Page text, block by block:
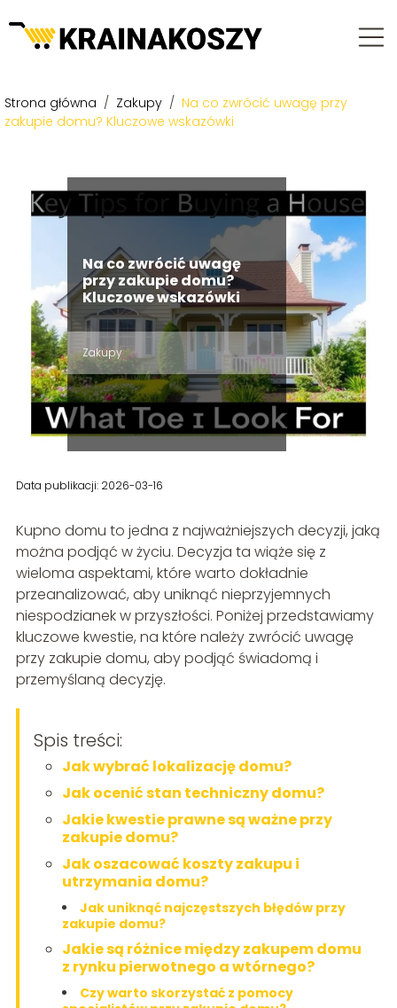
Strona główna / Zakupy / Na co zwrócić uwagę przy
zakupie domu? Kluczowe wskazówki
Na co zwrócić uwagę
przy zakupie domu?
Kluczowe wskazówki
Zakupy
Data publikacji: 2026-03-16
Kupno domu to jedna z najważniejszych decyzji, jaką
można podjąć w życiu. Decyzja ta wiąże się z
wieloma aspektami, które warto dokładnie
przeanalizować, aby uniknąć nieprzyjemnych
niespodzianek w przyszłości. Poniżej przedstawiamy
kluczowe kwestie, na które należy zwrócić uwagę
przy zakupie domu, aby podjąć świadomą i
przemyślaną decyzję.
Spis treści:
Jak wybrać lokalizację domu?
Jak ocenić stan techniczny domu?
Jakie kwestie prawne są ważne przy
zakupie domu?
Jak oszacować koszty zakupu i
utrzymania domu?
Jak uniknąć najczęstszych błędów przy
zakupie domu?
Jakie są różnice między zakupem domu
z rynku pierwotnego a wtórnego?
Czy warto skorzystać z pomocy